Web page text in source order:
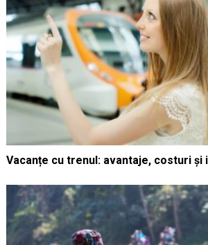
Vacanțe cu trenul: avantaje, costuri și